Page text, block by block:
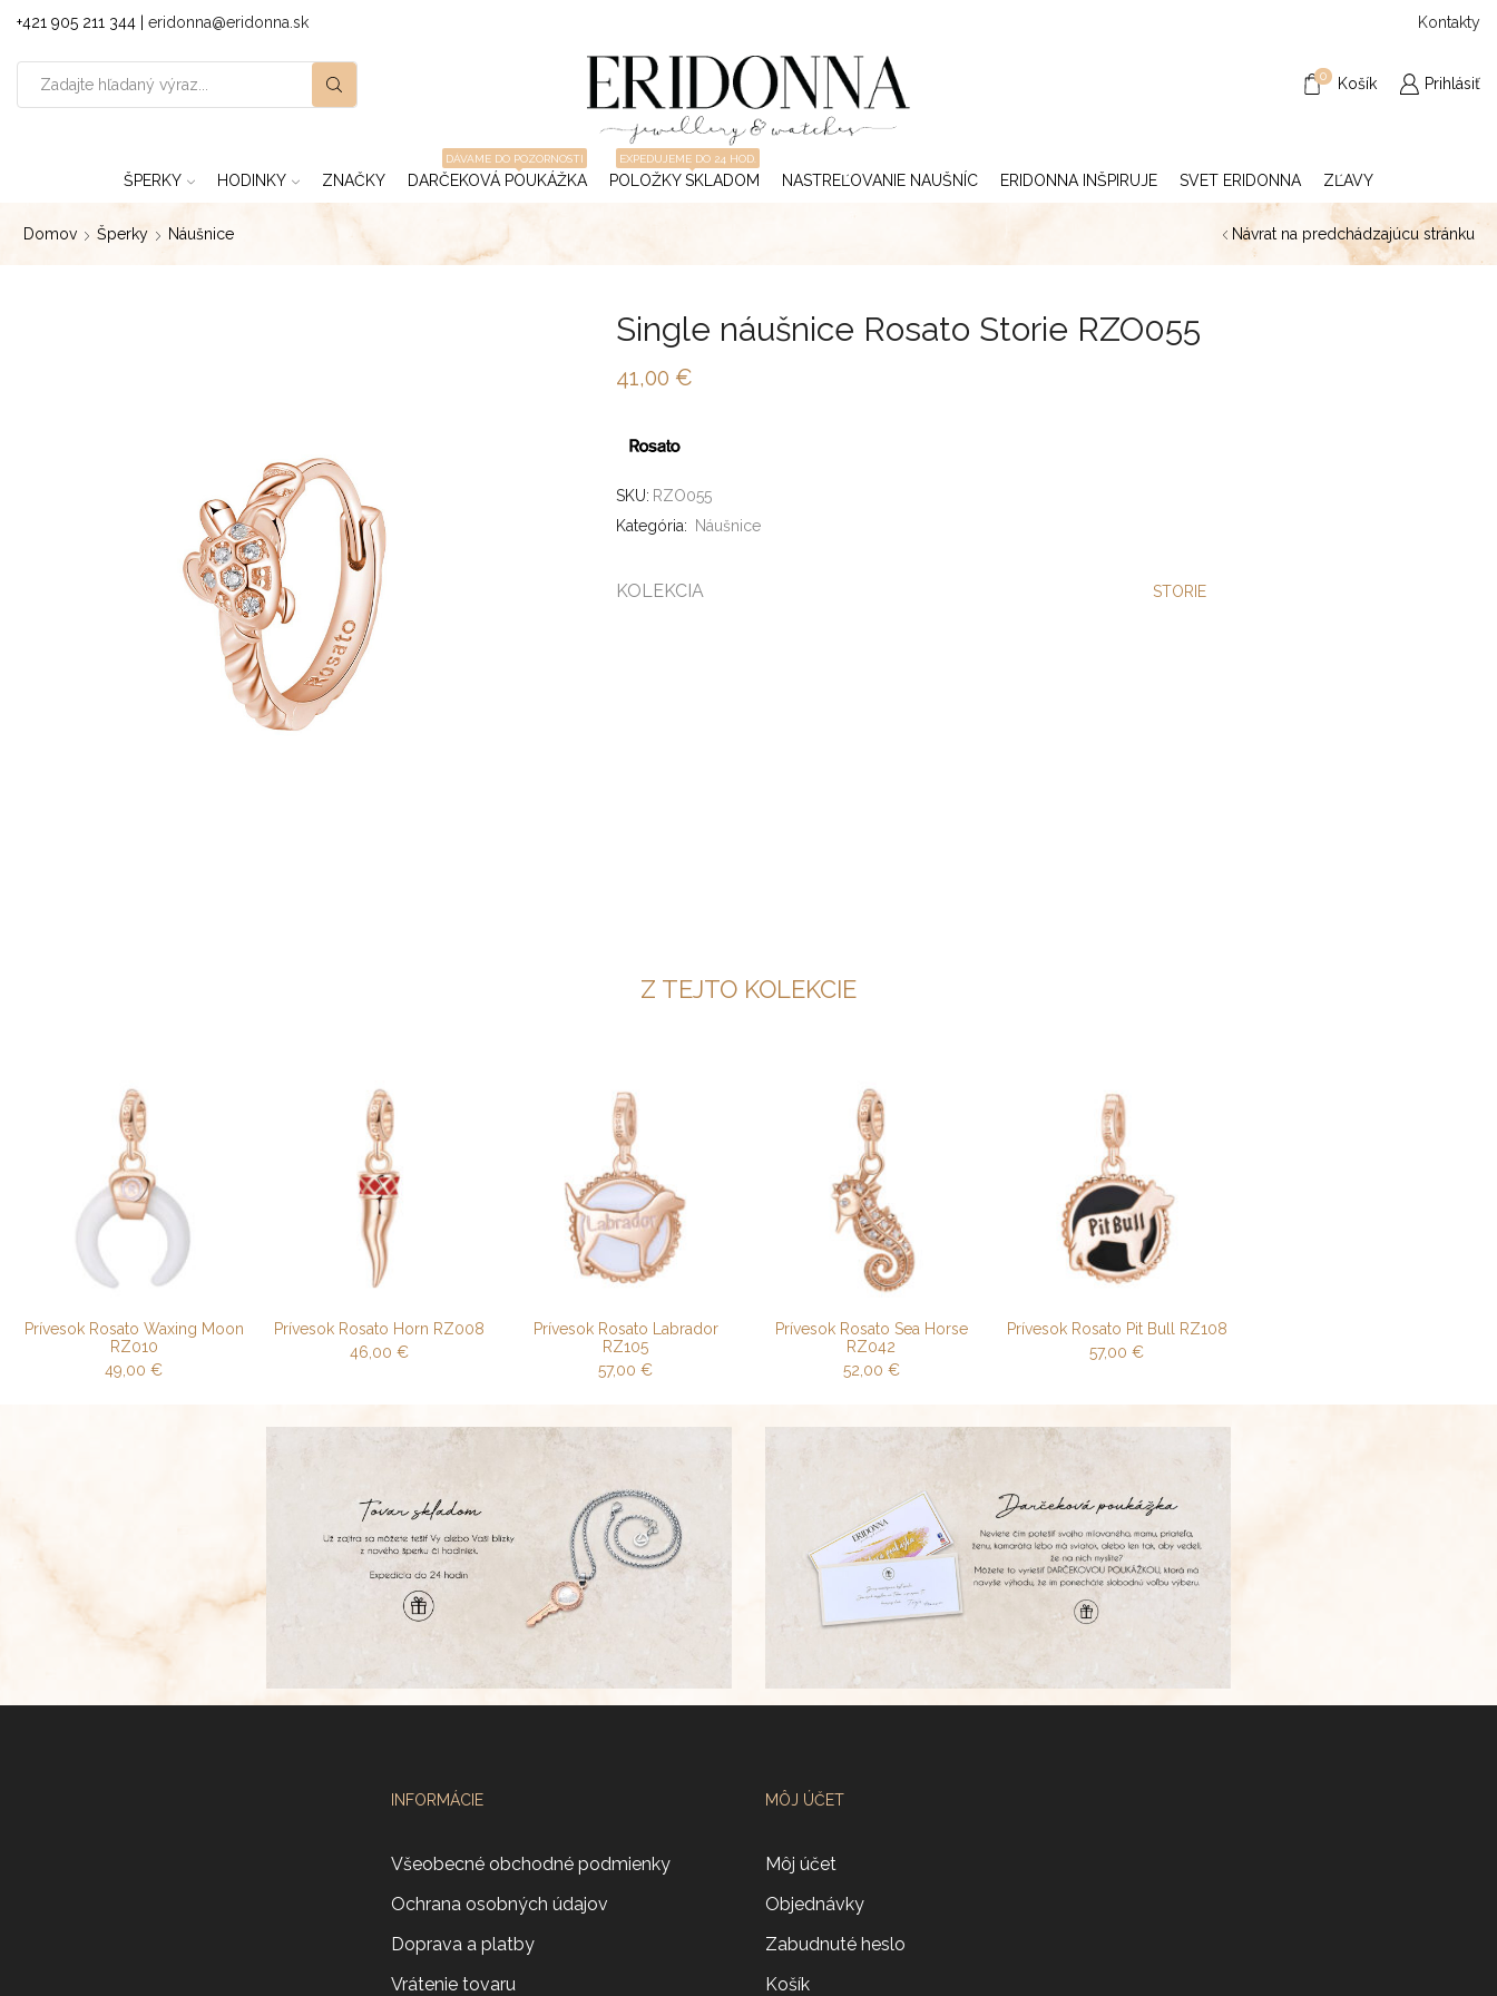
+421 905 211 344 | eridonna@eridonna.sk Kontakty
0 Košík Prihlásiť
ŠPERKY HODINKY ZNAČKY DARČEKOVÁ POUKÁŽKA
DÁVAME DO POZORNOSTI
POLOŽKY SKLADOM
EXPEDUJEME DO 24 HOD.
NASTREĽOVANIE NAUŠNÍC ERIDONNA INŠPIRUJE SVET ERIDONNA ZĽAVY
Domov Šperky Náušnice Návrat na predchádzajúcu stránku
Single náušnice Rosato Storie RZO055
41,00 €
SKU: RZO055
Kategória:
Náušnice
KOLEKCIA STORIE
Z TEJTO KOLEKCIE
Prívesok Rosato Waxing Moon
RZ010
49,00€
Prívesok Rosato Horn RZ008
46,00€
Prívesok Rosato Labrador
RZ105
57,00€
Prívesok Rosato Sea Horse
RZ042
52,00 €
Prívesok Rosato Pit Bull RZ108
57,00€
INFORMÁCIE
Všeobecné obchodné podmienky
Ochrana osobných údajov
Doprava a platby
Vrátenie tovaru
MÔJ ÚČET
Môj účet
Objednávky
Zabudnuté heslo
Košík